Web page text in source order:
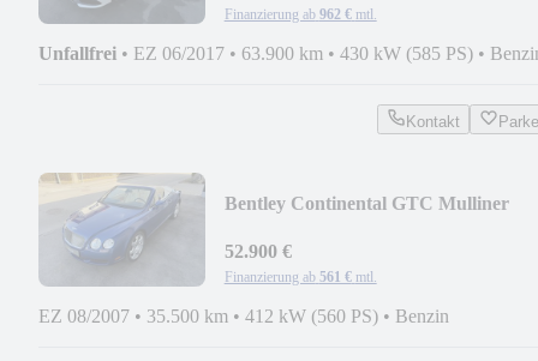
Finanzierung ab 962 € mtl.
Unfallfrei • EZ 06/2017 • 63.900 km • 430 kW (585 PS) •
Kontakt
Bentley Continental GTC Mulliner
52.900 €
Finanzierung ab 561 € mtl.
EZ 08/2007 • 35.500 km • 412 kW (560 PS) • Benzin